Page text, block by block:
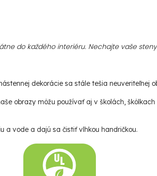
do každého interiéru. Nechajte vaše
dekorácie sa stále tešia neuveriteľnej
obrazy môžu používať aj v školách,
a vode a dajú sa čistiť vlhkou handričkou.